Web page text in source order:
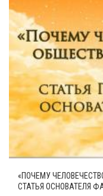
«ПОЧЕМУ
СТАТЬЯ ОСНОВАТЕЛЯ